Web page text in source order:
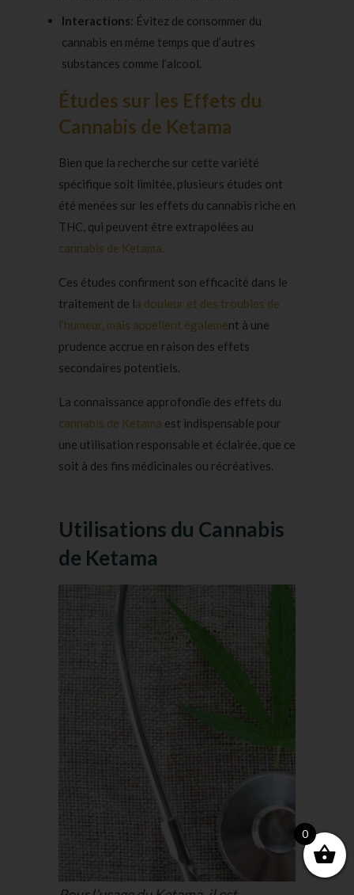
Interactions: Évitez de consommer du
cannabis en même temps que d’autres
substances comme l’alcool.
Études sur les Effets du
Cannabis de Ketama
Bien que la recherche sur cette variété
spécifique soit limitée, plusieurs études ont
été menées sur les effets du cannabis riche en
THC, qui peuvent être extrapolées au
cannabis de Ketama.
Ces études confirment son efficacité dans le
traitement de la douleur et des troubles de
l’humeur, mais appellent également à une
prudence accrue en raison des effets
secondaires potentiels.
La connaissance approfondie des effets du
cannabis de Ketama est indispensable pour
une utilisation responsable et éclairée, que ce
soit à des fins médicinales ou récréatives.
Utilisations du Cannabis
de Ketama
0